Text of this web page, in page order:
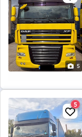
5
5